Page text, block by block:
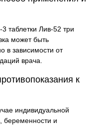
таблетки Лив-52 три
может быть
в зависимости от
врача.
к
индивидуальной
беременности и